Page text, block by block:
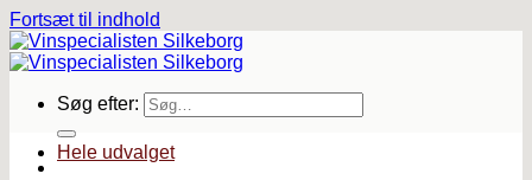
Fortsæt til indhold
Søg efter:
Hele udvalget